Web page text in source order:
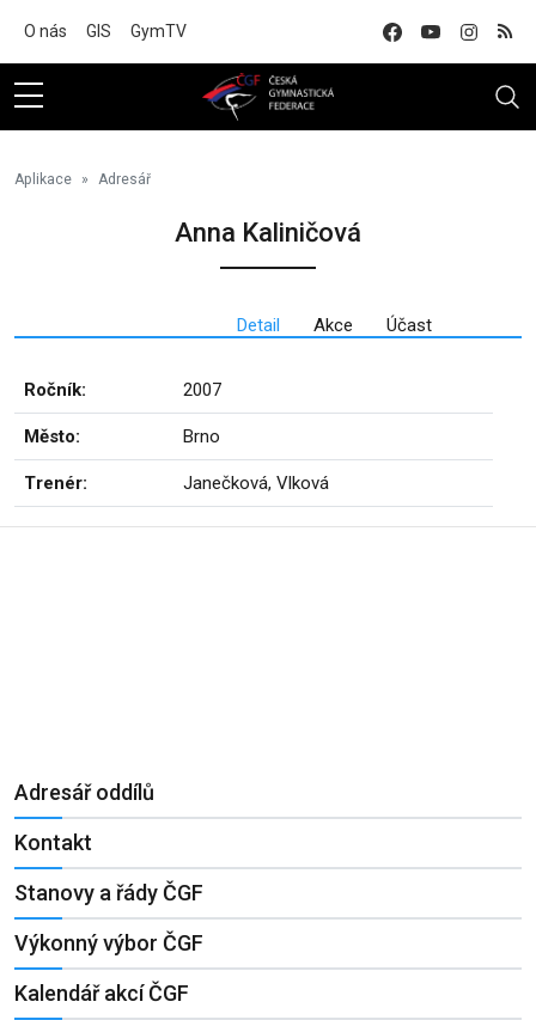
O nás GIS GymTV
Aplikace Adresář
Anna Kaliničová
Detail Akce Účast
Ročník: 2007
Město: Brno
Trenér: Janečková, Vlková
Adresář oddílů
Kontakt
Stanovy a řády ČGF
Výkonný výbor ČGF
Kalendář akcí ČGF